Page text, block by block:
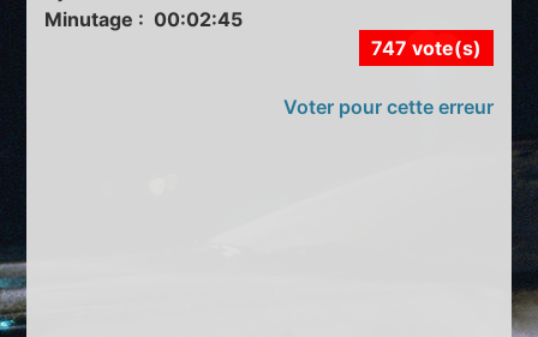
Minutage : 00:02:45
747 vote(s)
Voter pour cette erreur